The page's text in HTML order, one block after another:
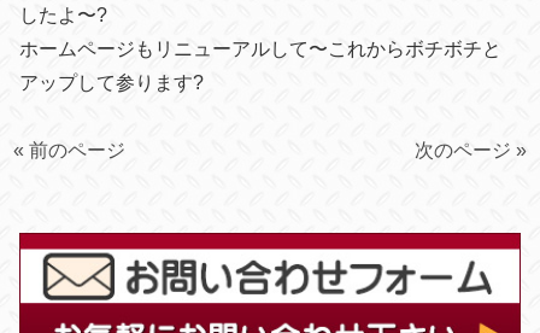
したよ〜?
ホームページもリニューアルして〜これからボチボチと
アップして参ります?
« 前のページ 次のページ »